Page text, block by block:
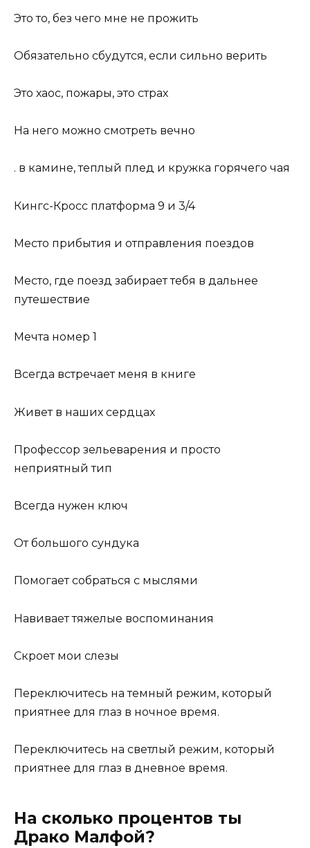
Это то, без чего мне не прожить
Обязательно сбудутся, если сильно верить
Это хаос, пожары, это страх
На него можно смотреть вечно
. в камине, теплый плед и кружка горячего чая
Кингс-Кросс платформа 9 и 3/4
Место прибытия и отправления поездов
Место, где поезд забирает тебя в дальнее
путешествие
Мечта номер 1
Всегда встречает меня в книге
Живет в наших сердцах
Профессор зельеварения и просто
неприятный тип
Всегда нужен ключ
От большого сундука
Помогает собраться с мыслями
Навивает тяжелые воспоминания
Скроет мои слезы
Переключитесь на темный режим, который
приятнее для глаз в ночное время.
Переключитесь на светлый режим, который
приятнее для глаз в дневное время.
На сколько процентов ты
Драко Малфой?